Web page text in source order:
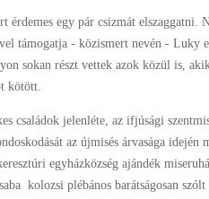
érdemes egy pár csizmát elszaggatni.
támogatja - közismert nevén - Luky
sokan részt vettek azok közül is,
kötött.
családok jelenléte, az ifjúsági
az újmisés árvasága idején
egyházközség ajándék
kolozsi plébános barátságosan